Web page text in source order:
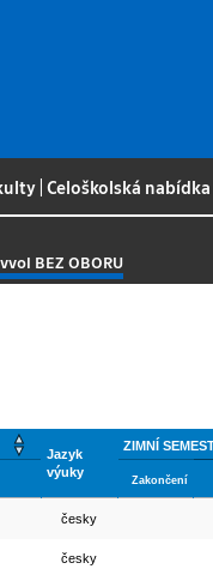
|Celoškolská
BEZ OBORU
Jazyk
výuky
ZIMNÍ
Zakončení
česky
česky